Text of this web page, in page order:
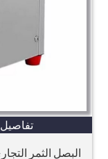
تفاصيل
البصل الثمر